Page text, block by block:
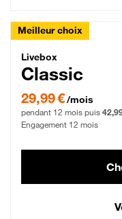
Meilleur choix
Livebox
Livebox
Classic
29,99 € par mois pendant
29,99 €/mois
pendant 12 mois puis
Engagement 12 mois